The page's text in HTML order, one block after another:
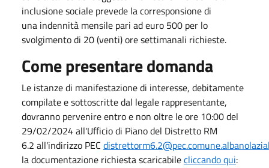
inclusione sociale prevede la corresponsione di
una indennità mensile pari ad euro 500 per lo
svolgimento di 20 (venti) ore settimanali richieste.
Come presentare domanda
Le istanze di manifestazione di interesse, debitamente
compilate e sottoscritte dal legale rappresentante,
dovranno pervenire entro e non oltre le ore 10:00 del
29/02/2024 all'Ufficio di Piano del Distretto RM
6.2 all'indirizzo PEC
la documentazione richiesta scaricabilecliccando qui: